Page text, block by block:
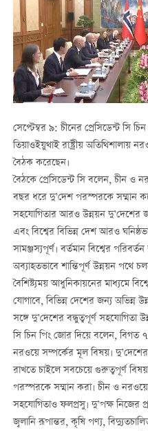
সেপ্টেম্বর ৯: চীনের প্রেসিডেন্ট সি
তিয়াওইয়ুথাই রাষ্ট্রীয় অতিথিশালায়
বৈঠক করেছেন।
বৈঠকে প্রেসিডেন্ট সি বলেন, চীন ও
বছর ধরে দু’দেশ পরস্পরকে সম্মান
সহযোগিতার আরও উন্নয়ন দু’দেশের
এবং বিশ্বের বিভিন্ন দেশ আরও
সামঞ্জস্যপূর্ণ। বর্তমান বিশ্বের পরিবর্তন
অব্যাহতভাবে শান্তিপূর্ণ উন্নয়ন পথে
বৈশিষ্ট্যময় আধুনিকায়নের মাধ্যমে
যোগাবে, বিভিন্ন দেশের জন্য অভিন্ন
সঙ্গে দু’দেশের বন্ধুত্বপূর্ণ সহযোগিতা
সি চিন পিং জোর দিয়ে বলেন, বিগত
নরওয়ে সম্পর্কের মূল বিষয়। দু’দেশের
রাখতে চাইলে সবচেয়ে গুরুত্বপূর্ণ
পরস্পরকে সম্মান করা। চীন ও
সহযোগিতাও ফলপ্রসু। দু’পক্ষ নিজের
জ্বলানি রূপান্তর, কৃষি পণ্য,